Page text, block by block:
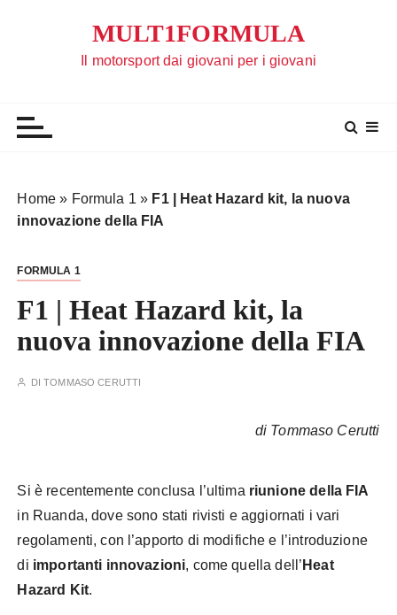
MULT1FORMULA
Il motorsport dai giovani per i giovani
Home » Formula 1 » F1 | Heat Hazard kit, la nuova
innovazione della FIA
FORMULA 1
F1 | Heat Hazard kit, la
nuova innovazione della FIA
DITOMMASO CERUTTI
di Tommaso Cerutti
Si è recentemente conclusa l’ultima riunione della FIA
in Ruanda, dove sono stati rivisti e aggiornati i vari
regolamenti, con l’apporto di modifiche e l’introduzione
di importanti innovazioni, come quella dell’ Heat
Hazard Kit.